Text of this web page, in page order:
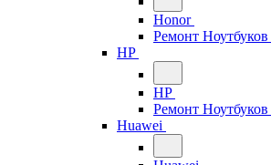
Honor
Ремонт
HP
HP
Ремонт
Huawei